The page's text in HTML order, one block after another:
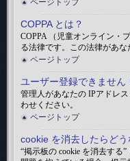
ページトップ
COPPA とは？
COPPA （児童オンライン・
る法律です。この法律があ
ページトップ
ユーザー登録できません
管理人があなたの IPアドレ
わせください。
ページトップ
cookie を消去したらどう
“掲示板の cookie を消去する